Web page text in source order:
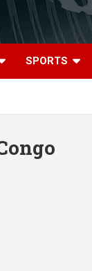
SPORTS